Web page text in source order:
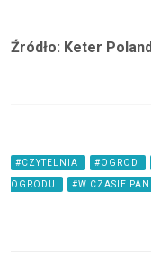
Źródło: Keter Poland
#CZYTELNIA #OGROD
OGRODU #W CZASIE